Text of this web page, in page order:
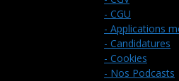
- CGU
- Applications
- Candidatures
- Cookies
- Nos Podcasts